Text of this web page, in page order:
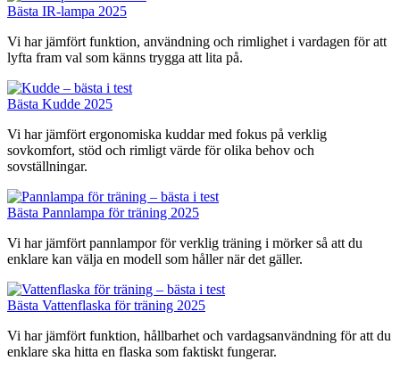
Bästa IR-lampa 2025
Vi har jämfört funktion, användning och rimlighet i vardagen för att
lyfta fram val som känns trygga att lita på.
Bästa Kudde 2025
Vi har jämfört ergonomiska kuddar med fokus på verklig
sovkomfort, stöd och rimligt värde för olika behov och
sovställningar.
Bästa Pannlampa för träning 2025
Vi har jämfört pannlampor för verklig träning i mörker så att du
enklare kan välja en modell som håller när det gäller.
Bästa Vattenflaska för träning 2025
Vi har jämfört funktion, hållbarhet och vardagsanvändning för att du
enklare ska hitta en flaska som faktiskt fungerar.